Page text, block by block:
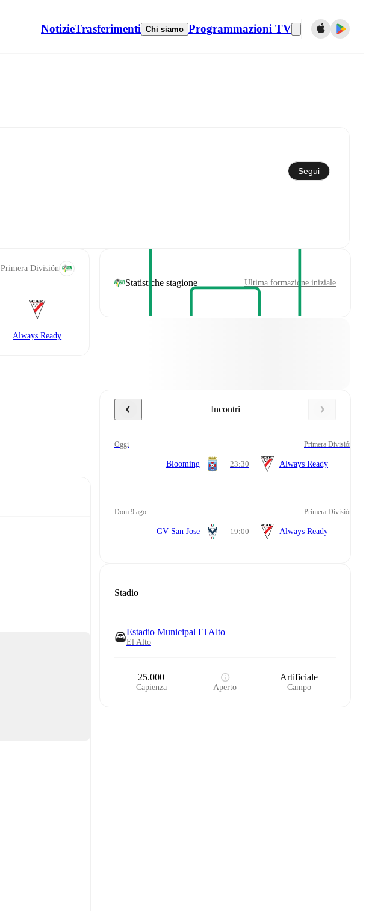
NotizieTrasferimenti Chi siamo Programmazioni TV
Segui
Primera División
Always Ready
Statistiche stagione Ultima formazione iniziale
Incontri
oggi Primera División
Blooming 23:30 Always Ready
dom 9 ago Primera División
GV San Jose 19:00 Always Ready
Stadio
Estadio Municipal El Alto
El Alto
25.000
Capienza Aperto
Artificiale
Campo